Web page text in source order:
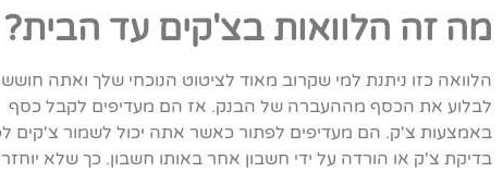
מה זה הלוואות בצ'קים עד הבית?
הלוואה כזו ניתנת למי שקרוב מאוד לציטוט הנוכחי שלך ואתה חושש
לבלוע את הכסף מההעברה של הבנק. אז הם מעדיפים לקבל כסף
באמצעות צ'ק. הם מעדיפים לפתור כאשר אתה יכול לשמור צ'קים
בדיקת צ'ק או הורדה על ידי חשבון אחר באותו חשבון. כך שלא